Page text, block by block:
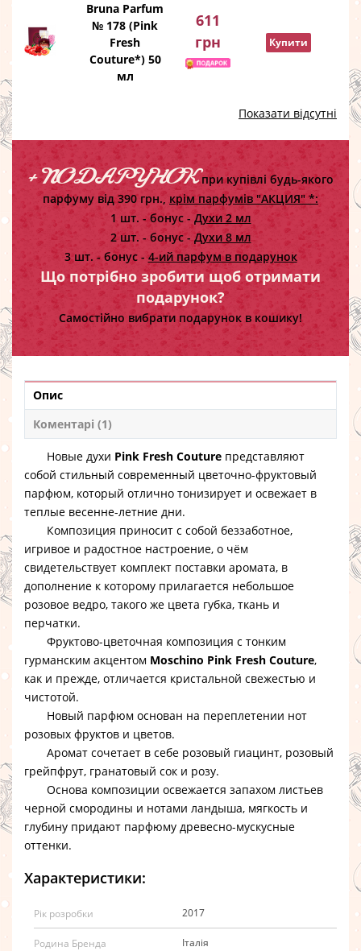
Bruna Parfum
№ 178 (Pink
Fresh
Couture*) 50
мл
611
грн
Купити
Показати відсутні
+ ПОДАРУНОКпри купівлі будь-якого
парфуму від 390 грн., крім парфумів "АКЦИЯ" *:
1 шт. - бонус - Духи 2 мл
2 шт. - бонус -Духи 8 мл
3 шт. - бонус -4-ий парфум в подарунок
Що потрібно зробити щоб отримати
подарунок?
Самостійно вибрати подарунок в кошику!
Опис
Коментарі (1)
Новые духи Pink Fresh Couture представляют
собой стильный современный цветочно-фруктовый
парфюм, который отлично тонизирует и освежает в
теплые весенне-летние дни.
Композиция приносит с собой беззаботное,
игривое и радостное настроение, о чём
свидетельствует комплект поставки аромата, в
дополнение к которому прилагается небольшое
розовое ведро, такого же цвета губка, ткань и
перчатки.
Фруктово-цветочная композиция с тонким
гурманским акцентом Moschino Pink Fresh Couture,
как и прежде, отличается кристальной свежестью и
чистотой.
Новый парфюм основан на переплетении нот
розовых фруктов и цветов.
Аромат сочетает в себе розовый гиацинт, розовый
грейпфрут, гранатовый сок и розу.
Основа композиции освежается запахом листьев
черной смородины и нотами ландыша, мягкость и
глубину придают парфюму древесно-мускусные
оттенки.
Характеристики:
Рік розробки 2017
Родина Бренда Італія